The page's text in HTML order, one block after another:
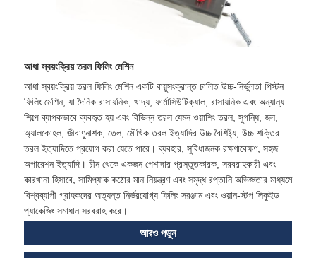
আধা স্বয়ংক্রিয় তরল ফিলিং মেশিন
আধা স্বয়ংক্রিয় তরল ফিলিং মেশিন একটি বায়ুসংক্রান্ত চালিত উচ্চ-নির্ভুলতা পিস্টন
ফিলিং মেশিন, যা দৈনিক রাসায়নিক, খাদ্য, ফার্মাসিউটিক্যাল, রাসায়নিক এবং অন্যান্য
শিল্পে ব্যাপকভাবে ব্যবহৃত হয় এবং বিভিন্ন তরল যেমন ওয়াশিং তরল, সুগন্ধি, জল,
অ্যালকোহল, জীবাণুনাশক, তেল, মৌখিক তরল ইত্যাদির উচ্চ বৈশিষ্ট্য, উচ্চ শক্তির
তরল ইত্যাদিতে প্রয়োগ করা যেতে পারে। ব্যবহার, সুবিধাজনক রক্ষণাবেক্ষণ, সহজ
অপারেশন ইত্যাদি। চীন থেকে একজন পেশাদার প্রস্তুতকারক, সরবরাহকারী এবং
কারখানা হিসাবে, সামিপ্যাক কঠোর মান নিয়ন্ত্রণ এবং সমৃদ্ধ রপ্তানি অভিজ্ঞতার মাধ্যমে
বিশ্বব্যাপী গ্রাহকদের অত্যন্ত নির্ভরযোগ্য ফিলিং সরঞ্জাম এবং ওয়ান-স্টপ লিকুইড
প্যাকেজিং সমাধান সরবরাহ করে।
আরও পড়ুন